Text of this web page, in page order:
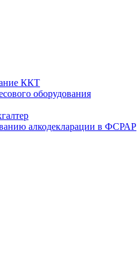
ККТ
оборудования
алкодекларации в ФСРАР